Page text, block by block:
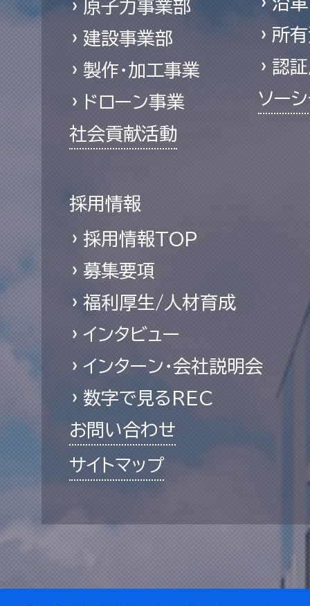
原子力事業部
建設事業部
製作・加工事業
ドローン事業
社会貢献活動
所
認
ソー
採用情報
採用情報TOP
募集要項
福利厚生/人材育成
インタビュー
インターン・会社説明会
数字で見るREC
お問い合わせ
サイトマップ